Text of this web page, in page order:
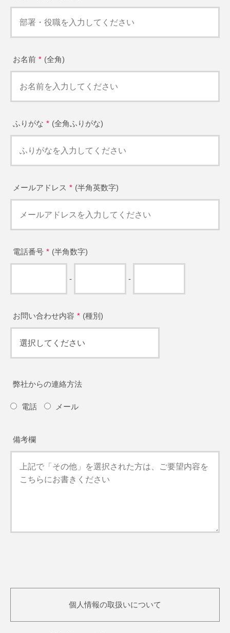
お名前 (全角)
ふりがな (全角ふりがな)
メールアドレス (半角英数字)
電話番号 (半角数字)
- -
お問い合わせ内容 (種別)
弊社からの連絡方法
電話 メール
備考欄
個人情報の取扱いについて